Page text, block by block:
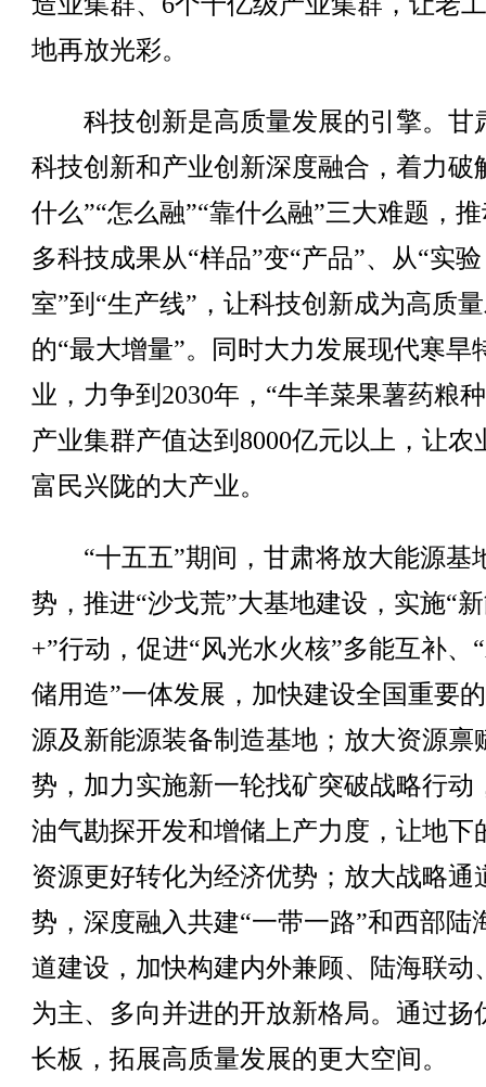
地再放光彩。
科技创新是高质量发展的引擎。甘
科技创新和产业创新深度融合，着力破
什么”“怎么融”“靠什么融”三大难题，
多科技成果从“样品”变“产品”、从“实验
室”到“生产线”，让科技创新成为高质
的“最大增量”。同时大力发展现代寒旱
业，力争到2030年，“牛羊菜果薯药粮
产业集群产值达到8000亿元以上，让农
富民兴陇的大产业。
“十五五”期间，甘肃将放大能源基
势，推进“沙戈荒”大基地建设，实施“
+”行动，促进“风光水火核”多能互补、
储用造”一体发展，加快建设全国重要
源及新能源装备制造基地；放大资源禀
势，加力实施新一轮找矿突破战略行动
油气勘探开发和增储上产力度，让地下
资源更好转化为经济优势；放大战略通
势，深度融入共建“一带一路”和西部陆
道建设，加快构建内外兼顾、陆海联动
为主、多向并进的开放新格局。通过扬
长板，拓展高质量发展的更大空间。